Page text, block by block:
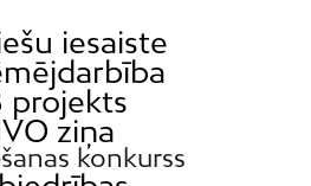
iesaiste
projekts
ziņa
konkurss